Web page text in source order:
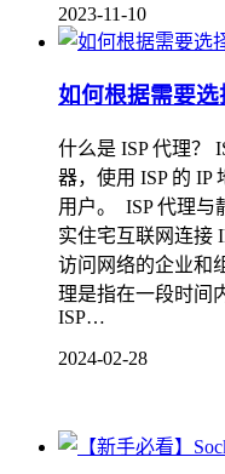
2023-11-10
如何根据需要选
什么是 ISP 代理？
器，使用 ISP 的 IP
用户。 ISP 代理与
实住宅互联网连接
访问网络的企业和
理是指在一段时间
ISP…
2024-02-28